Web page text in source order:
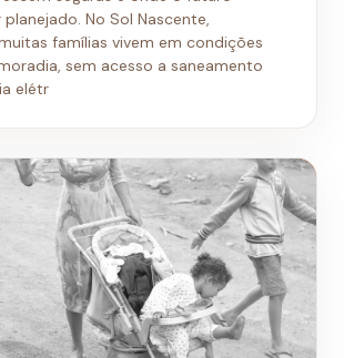
No Sol Nascente,
famílias vivem em condições
sem acesso a saneamento
elétr